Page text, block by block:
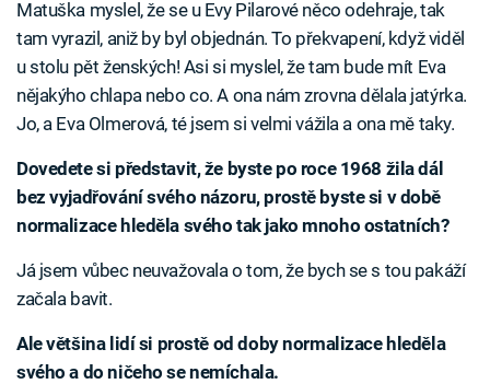
Matuška myslel, že se u Evy Pilarové něco odehraje, tak
tam vyrazil, aniž by byl objednán. To překvapení, když viděl
u stolu pět ženských! Asi si myslel, že tam bude mít Eva
nějakýho chlapa nebo co. A ona nám zrovna dělala jatýrka.
Jo, a Eva Olmerová, té jsem si velmi vážila a ona mě taky.
Dovedete si představit, že byste po roce 1968 žila dál
bez vyjadřování svého názoru, prostě byste si v době
normalizace hleděla svého tak jako mnoho ostatních?
Já jsem vůbec neuvažovala o tom, že bych se s tou pakáží
začala bavit.
Ale většina lidí si prostě od doby normalizace hleděla
svého a do ničeho se nemíchala.